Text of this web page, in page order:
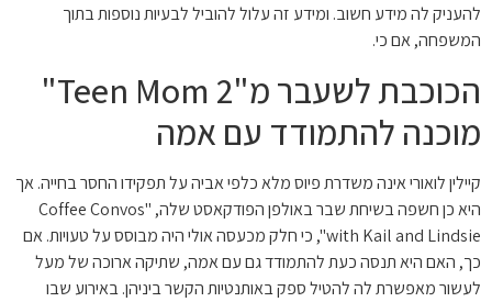
להעניק לה מידע חשוב. ומידע זה עלול להוביל לבעיות נוספות בתוך
המשפחה, אם כי.
הכוכבת לשעבר מ"Teen Mom 2"
מוכנה להתמודד עם אמה
קיילין לואורי אינה משדרת פיוס מלא כלפי אביה על תפקידו החסר בחייה. אך
היא כן חשפה בשיחת שבר באולפן הפודקאסט שלה, "Coffee Convos
with Kail and Lindsie", כי חלק מכעסה אולי היה מבוסס על טעויות. אם
כך, האם היא תנסה כעת להתמודד גם עם אמה, שתיקה ארוכה של מעל
לעשור מאפשרת לה להטיל ספק באותנטיות הקשר ביניהן. באירוע שבו